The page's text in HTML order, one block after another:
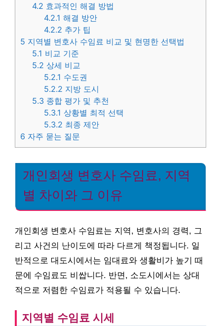
4.2 효과적인 해결 방법
4.2.1 해결 방안
4.2.2 추가 팁
5 지역별 변호사 수임료 비교 및 현명한 선택법
5.1 비교 기준
5.2 상세 비교
5.2.1 수도권
5.2.2 지방 도시
5.3 종합 평가 및 추천
5.3.1 상황별 최적 선택
5.3.2 최종 제안
6 자주 묻는 질문
개인회생 변호사 수임료, 지역
별 차이와 그 이유
개인회생 변호사 수임료는 지역, 변호사의 경력, 그
리고 사건의 난이도에 따라 다르게 책정됩니다. 일
반적으로 대도시에서는 임대료와 생활비가 높기 때
문에 수임료도 비쌉니다. 반면, 소도시에서는 상대
적으로 저렴한 수임료가 적용될 수 있습니다.
지역별 수임료 시세